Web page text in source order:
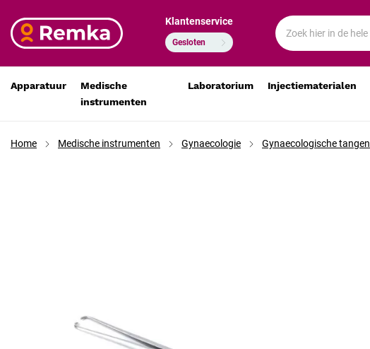
Klantenservice
Gesloten
Apparatuur
Medische
instrumenten
Laboratorium Injectiematerialen
Home Medische instrumenten Gynaecologie Gynaecologische tangen
Schroeder-Pozzi hakentang/kogeltang 25 cm RVS
€ 27,85
€ 23,02